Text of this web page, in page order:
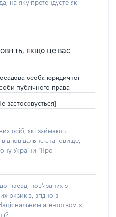
на яку претендуєте як
якщо це вас
особа юридичної
публічного права
застосовується]
осіб, які займають
становище,
України “Про
посад, пов'язаних з
ризиків, згідно з
агентством з